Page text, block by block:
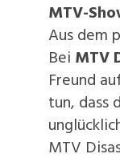
MTV-
Aus dem
Bei MTV
Freund
tun, dass
MTV